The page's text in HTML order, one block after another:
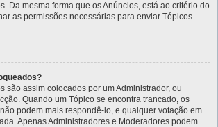
Da mesma forma que os Anúncios, está ao critério do
as permissões necessárias para enviar Tópicos
são assim colocados por um Administrador, ou
Quando um Tópico se encontra trancado, os
podem mais respondê-lo, e qualquer votação em
Apenas Administradores e Moderadores podem